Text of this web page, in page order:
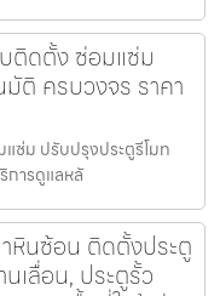
ติดตั้ง ซ่อมแซ่ม
ติ ครบวงจร ราคา
ซ่ม ปรับปรุงประตูรีโมท
การดูแลหลั
หินซ้อน ติดตั้งประตู
เลื่อน, ประตูรั้ว